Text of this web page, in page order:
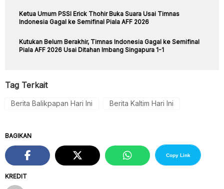
Ketua Umum PSSI Erick Thohir Buka Suara Usai Timnas
Indonesia Gagal ke Semifinal Piala AFF 2026
Kutukan Belum Berakhir, Timnas Indonesia Gagal ke Semifinal
Piala AFF 2026 Usai Ditahan Imbang Singapura 1-1
Tag Terkait
Berita Balikpapan Hari Ini Berita Kaltim Hari Ini
KREDIT
BAGIKAN
Copy Link